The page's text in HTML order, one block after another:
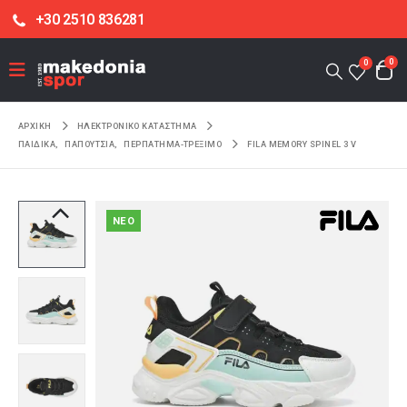
+30 2510 836281
0 0
ΑΡΧΙΚΉ
ΗΛΕΚΤΡΟΝΙΚΌ ΚΑΤΆΣΤΗΜΑ
ΠΑΙΔΙΚΑ
ΠΑΠΟΥΤΣΙΑ ΠΕΡΠΑΤΗΜΑ-ΤΡΕΞΙΜΟ FILA MEMORY SPINEL 3 V
NEO